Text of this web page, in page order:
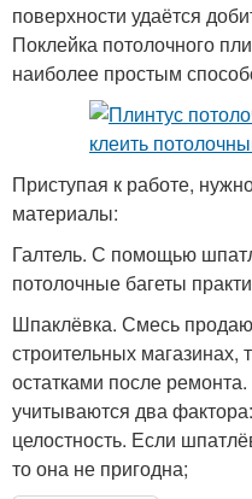
поверхности удаётся
Поклейка потолочного
наиболее простым
Приступая к работе,
материалы:
Галтель. С помощью
потолочные багеты
Шпаклёвка. Смесь
строительных магазинах,
остатками после
учитываются два
целостность. Если
то она не пригодна;